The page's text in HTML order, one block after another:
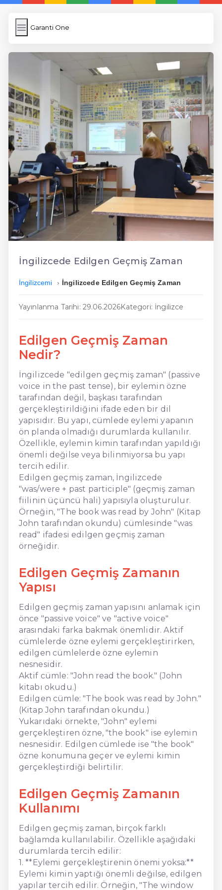
Garanti One
Garanti One
Resim Yükle
Wordpress Cache
Anasayfa
5 Günde İngilizce
İngilizce
Dil Eğitimi
En Hızlı İngilizce
En Kolay İngilizce
En Ucuz İngilizce
En Uygun İngilizce
Hızlı İngilizce
İngilizcede Edilgen Geçmiş Zaman
İngilizcemi İngilizcede Edilgen Geçmiş Zaman
Yayınlanma Tarihi: 29.06.2026Kategori: İngilizce
Edilgen Geçmiş Zaman
Nedir?
İngilizcede "edilgen geçmiş zaman" (passive
voice in the past tense), bir eylemin özne
tarafından değil, başkası tarafından
gerçekleştirildiğini ifade eden bir dil
yapısıdır. Bu yapı, cümlede eylemi yapanın
ön planda olmadığı durumlarda kullanılır.
Özellikle, eylemin kimin tarafından yapıldığı
önemli değilse veya bilinmiyorsa bu yapı
tercih edilir.
Edilgen geçmiş zaman, İngilizcede
"was/were + past participle" (geçmiş zaman
fiilinin üçüncü hali) yapısıyla oluşturulur.
Örneğin, "The book was read by John" (Kitap
John tarafından okundu) cümlesinde "was
read" ifadesi edilgen geçmiş zaman
örneğidir.
Edilgen Geçmiş Zamanın
Yapısı
Edilgen geçmiş zaman yapısını anlamak için
önce "passive voice" ve "active voice"
arasındaki farka bakmak önemlidir. Aktif
cümlelerde özne eylemi gerçekleştirirken,
edilgen cümlelerde özne eylemin
nesnesidir.
Aktif cümle: "John read the book." (John
kitabı okudu.)
Edilgen cümle: "The book was read by John."
(Kitap John tarafından okundu.)
Yukarıdaki örnekte, "John" eylemi
gerçekleştiren özne, "the book" ise eylemin
nesnesidir. Edilgen cümlede ise "the book"
özne konumuna geçer ve eylemi kimin
gerçekleştirdiği belirtilir.
Edilgen Geçmiş Zamanın
Kullanımı
Edilgen geçmiş zaman, birçok farklı
bağlamda kullanılabilir. Özellikle aşağıdaki
durumlarda tercih edilir:
1. **Eylemi gerçekleştirenin önemi yoksa:**
Eylemi kimin yaptığı önemli değilse, edilgen
yapılar tercih edilir. Örneğin, "The window